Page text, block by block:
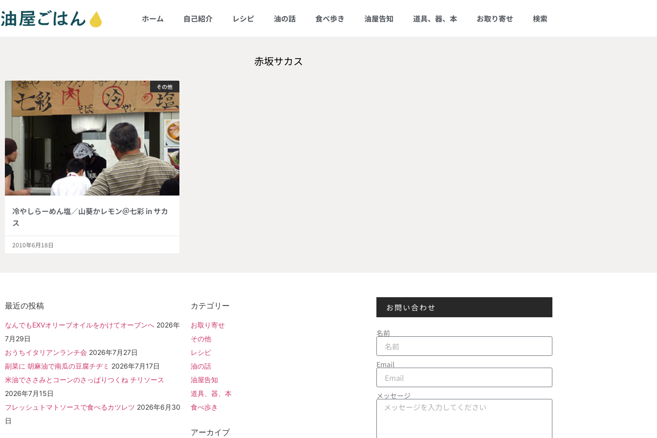
ホーム 自己紹介 レシピ 油の話 食べ歩き 油屋告知 道具、器、本 お取り寄せ 検索
赤坂サカス
その他
冷やしらーめん塩／山葵かレモン＠七彩 in サカ
ス
2010年6月18日
最近の投稿
なんでもEXVオリーブオイルをかけてオーブンへ 2026年
7月29日
おうちイタリアンランチ会 2026年7月27日
副菜に 胡麻油で南瓜の豆腐チヂミ 2026年7月17日
米油でささみとコーンのさっぱりつくね チリソース
2026年7月15日
フレッシュトマトソースで食べるカツレツ 2026年6月30
日
カテゴリー
お取り寄せ
その他
レシピ
油の話
油屋告知
道具、器、本
食べ歩き
アーカイブ
お問い合わせ
名前
Email
メッセージ